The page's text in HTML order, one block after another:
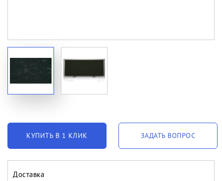
КУПИТЬ В 1 КЛИК ЗАДАТЬ ВОПРОС
Доставка